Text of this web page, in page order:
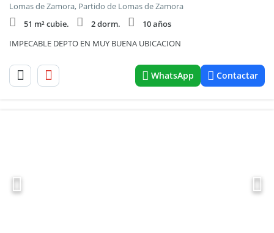
Lomas de Zamora, Partido de Lomas de Zamora
51 m² cubie.
2 dorm.
10 años
IMPECABLE DEPTO EN MUY BUENA UBICACION
WhatsApp Contactar